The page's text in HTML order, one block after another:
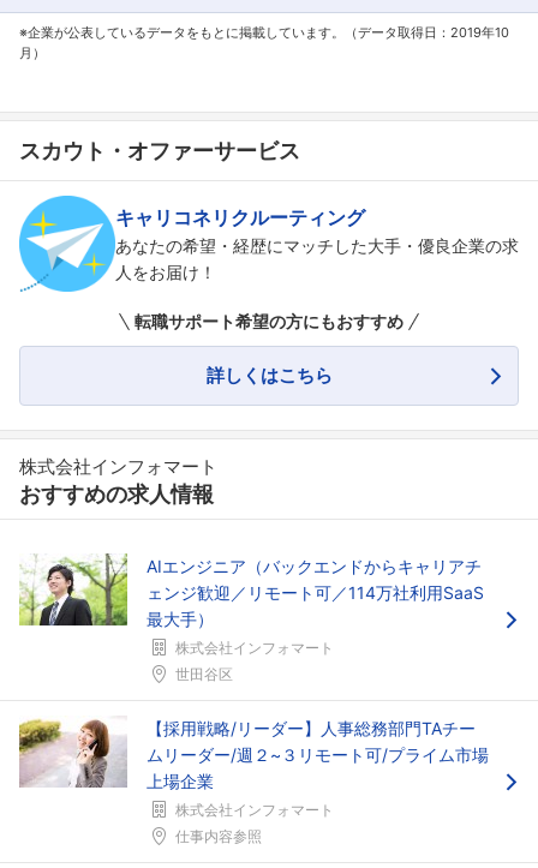
※企業が公表しているデータをもとに掲載しています。（データ取得日：2019年10
月）
スカウト・オファーサービス
キャリコネリクルーティング
あなたの希望・経歴にマッチした大手・優良企業の求
人をお届け！
転職サポート希望の方にもおすすめ
詳しくはこちら
株式会社インフォマート
おすすめの求人情報
AIエンジニア（バックエンドからキャリアチ
ェンジ歓迎／リモート可／114万社利用SaaS
最大手）
株式会社インフォマート
世田谷区
【採用戦略/リーダー】人事総務部門TAチー
ムリーダー/週２~３リモート可/プライム市場
上場企業
株式会社インフォマート
仕事内容参照